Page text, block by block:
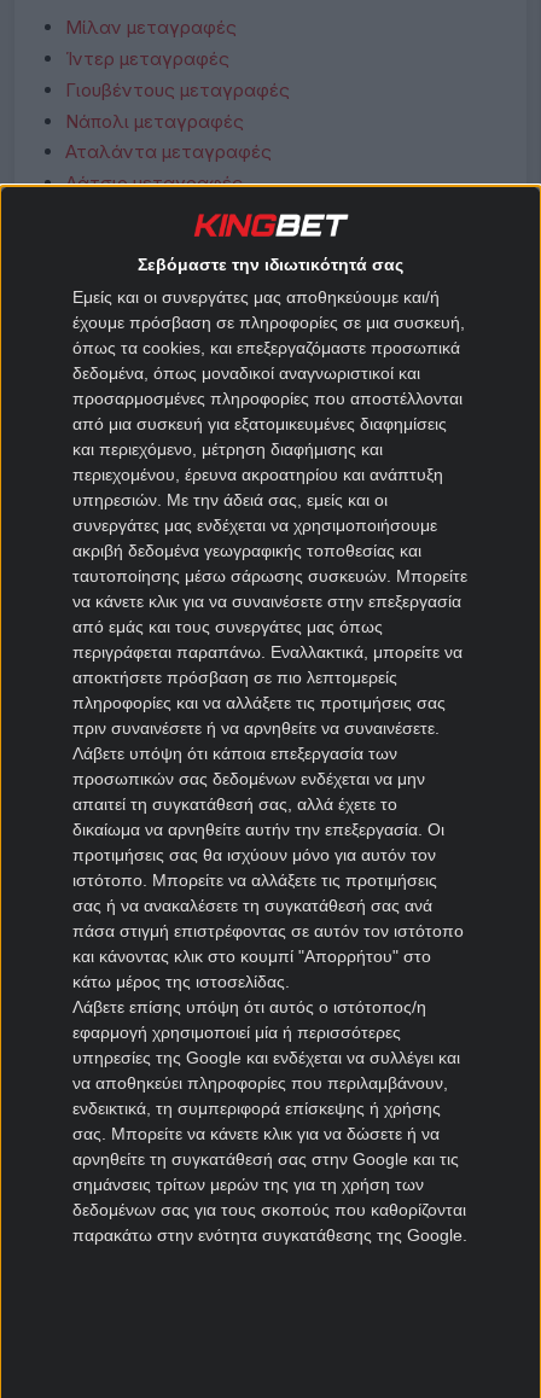
Σεβόμαστε την ιδιωτικότητά σας
Εμείς και οι συνεργάτες μας αποθηκεύουμε και/ή
έχουμε πρόσβαση σε πληροφορίες σε μια συσκευή,
όπως τα cookies, και επεξεργαζόμαστε προσωπικά
δεδομένα, όπως μοναδικοί αναγνωριστικοί και
προσαρμοσμένες πληροφορίες που αποστέλλονται
από μια συσκευή για εξατομικευμένες διαφημίσεις
και περιεχόμενο, μέτρηση διαφήμισης και
περιεχομένου, έρευνα ακροατηρίου και ανάπτυξη
υπηρεσιών. Με την άδειά σας, εμείς και οι
συνεργάτες μας ενδέχεται να χρησιμοποιήσουμε
ακριβή δεδομένα γεωγραφικής τοποθεσίας και
ταυτοποίησης μέσω σάρωσης συσκευών. Μπορείτε
να κάνετε κλικ για να συναινέσετε στην επεξεργασία
από εμάς και τους συνεργάτες μας όπως
περιγράφεται παραπάνω. Εναλλακτικά, μπορείτε να
αποκτήσετε πρόσβαση σε πιο λεπτομερείς
πληροφορίες και να αλλάξετε τις προτιμήσεις σας
πριν συναινέσετε ή να αρνηθείτε να συναινέσετε.
Λάβετε υπόψη ότι κάποια επεξεργασία των
προσωπικών σας δεδομένων ενδέχεται να μην
απαιτεί τη συγκατάθεσή σας, αλλά έχετε το
δικαίωμα να αρνηθείτε αυτήν την επεξεργασία. Οι
προτιμήσεις σας θα ισχύουν μόνο για αυτόν τον
ιστότοπο. Μπορείτε να αλλάξετε τις προτιμήσεις
σας ή να ανακαλέσετε τη συγκατάθεσή σας ανά
πάσα στιγμή επιστρέφοντας σε αυτόν τον ιστότοπο
και κάνοντας κλικ στο κουμπί "Απορρήτου" στο
κάτω μέρος της ιστοσελίδας.
Λάβετε επίσης υπόψη ότι αυτός ο ιστότοπος/η
εφαρμογή χρησιμοποιεί μία ή περισσότερες
υπηρεσίες της Google και ενδέχεται να συλλέγει και
να αποθηκεύει πληροφορίες που περιλαμβάνουν,
ενδεικτικά, τη συμπεριφορά επίσκεψης ή χρήσης
σας. Μπορείτε να κάνετε κλικ για να δώσετε ή να
αρνηθείτε τη συγκατάθεσή σας στην Google και τις
σημάνσεις τρίτων μερών της για τη χρήση των
δεδομένων σας για τους σκοπούς που καθορίζονται
παρακάτω στην ενότητα συγκατάθεσης της Google.
Μίλαν μεταγραφές
Ίντερ μεταγραφές
Γιουβέντους μεταγραφές
Νάπολι μεταγραφές
Αταλάντα μεταγραφές
Λάτσιο μεταγραφές
Ρόμα μεταγραφές
Κόμο μεταγραφές
Μπολόνια μεταγραφές
Μεταγραφές Bundesliga
Μπάγερν μεταγραφές
Ντόρτμουντ μεταγραφές
Αμβούργο μεταγραφές
Λεβερκούζεν μεταγραφές
Άιντραχτ Φρανκφούρτης μεταγραφές
Μεταγραφές Γαλλία
Παρί Σεν Ζερμέν μεταγραφές
Μονακό μεταγραφές
Μαρσέιγ μεταγραφές
Λυών μεταγραφές
Μεταγραφές Super League 2
Ηρακλής μεταγραφές
ΠΑΣ Γιάννινα μεταγραφές
Πανιώνιος μεταγραφές
Καλλιθέα μεταγραφές
Καλαμάτα μεταγραφές
Νίκη Βόλου μεταγραφές
Μεταγραφές Cyprus League
Πάφος μεταγραφές
ΑΠΟΕΛ μεταγραφές
ΑΕΚ Λάρνακας μεταγραφές
Ομόνοια μεταγραφές